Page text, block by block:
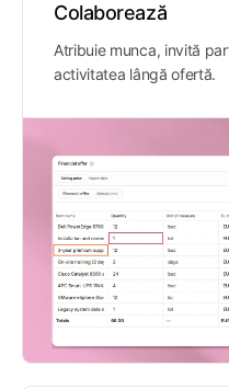
Colaborează
Atribuie munca, invită
activitatea lângă ofertă.